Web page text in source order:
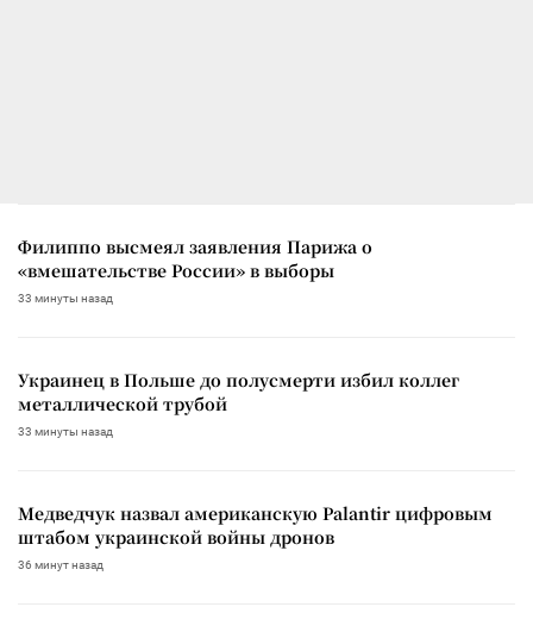
Филиппо высмеял заявления Парижа о
«вмешательстве России» в выборы
33 минуты назад
Украинец в Польше до полусмерти избил коллег
металлической трубой
33 минуты назад
Медведчук назвал американскую Palantir цифровым
штабом украинской войны дронов
36 минут назад